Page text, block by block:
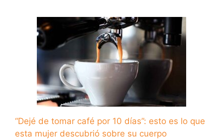
“Dejé de tomar café por 10 días”: esto es lo que
esta mujer descubrió sobre su cuerpo